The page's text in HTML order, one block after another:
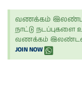
வணக்கம் இலண்டன்
நாட்டு
வணக்கம் இலண்டன்
JOIN NOW